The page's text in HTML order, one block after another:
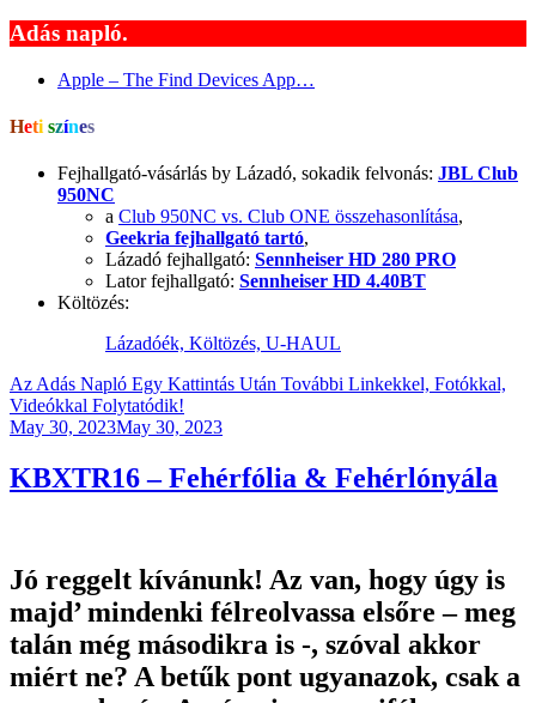
Adás napló.
Apple – The Find Devices App…
Heti színes
Fejhallgató-vásárlás by Lázadó, sokadik felvonás: JBL Club
950NC
a Club 950NC vs. Club ONE összehasonlítása,
Geekria fejhallgató tartó,
Lázadó fejhallgató: Sennheiser HD 280 PRO
Lator fejhallgató: Sennheiser HD 4.40BT
Költözés:
Lázadóék, Költözés, U-HAUL
Az Adás Napló Egy Kattintás Után További Linkekkel, Fotókkal,
Videókkal Folytatódik!
Posted
May 30, 2023May 30, 2023
KBXTR16 – Fehérfólia & Fehérlónyála
Jó reggelt kívánunk! Az van, hogy úgy is
majd’ mindenki félreolvassa elsőre – meg
talán még másodikra is -, szóval akkor
miért ne? A betűk pont ugyanazok, csak a